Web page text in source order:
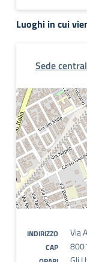
Luoghi in cui
Sede
INDIRIZZO Via
CAP